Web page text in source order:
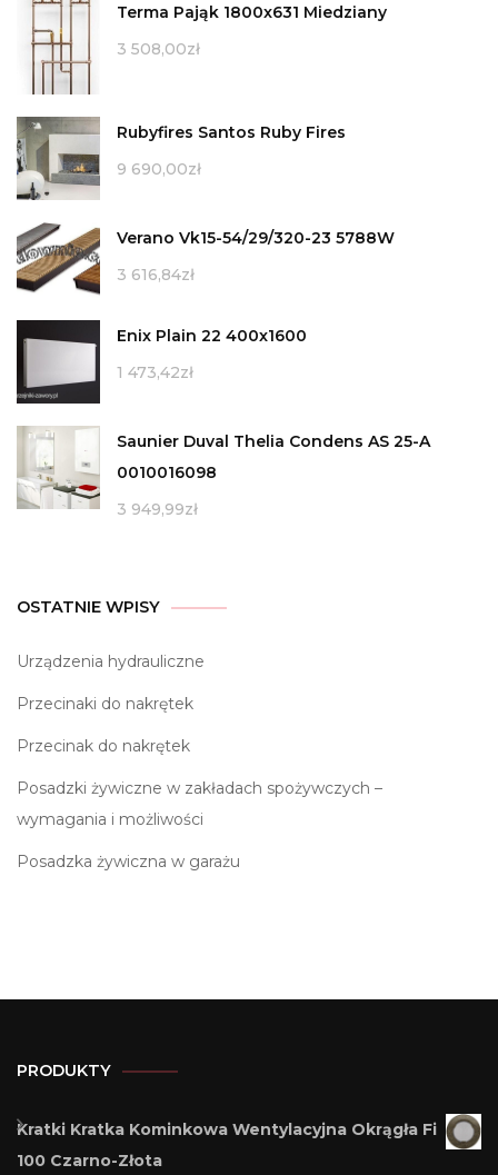
Terma Pająk 1800x631 Miedziany
3 508,00zł
Rubyfires Santos Ruby Fires
9 690,00zł
Verano Vk15-54/29/320-23 5788W
3 616,84zł
Enix Plain 22 400x1600
1 473,42zł
Saunier Duval Thelia Condens AS 25-A
0010016098
3 949,99zł
OSTATNIE WPISY
Urządzenia hydrauliczne
Przecinaki do nakrętek
Przecinak do nakrętek
Posadzki żywiczne w zakładach spożywczych –
wymagania i możliwości
Posadzka żywiczna w garażu
PRODUKTY
Kratki Kratka Kominkowa Wentylacyjna Okrągła Fi
100 Czarno-Złota